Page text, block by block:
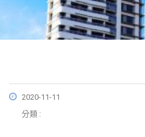
2020-11-11
分類 :